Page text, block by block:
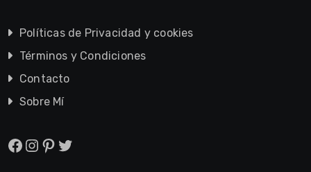
Políticas de Privacidad y cookies
Términos y Condiciones
Contacto
Sobre Mí
Facebook
Instagram
Pinterest
Twitter